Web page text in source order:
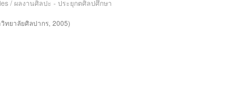
/ ผลงานศิลปะ - ประยุกตศิลปศึกษา
ทยาลัยศิลปากร,2005)